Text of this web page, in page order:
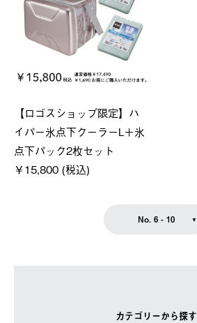
カテゴリーから探す
【ロゴスショップ限定】ハ
イパー氷点下クーラーL＋氷
点下パック2枚セット
￥15,800 (税込)
No. 6 - 10